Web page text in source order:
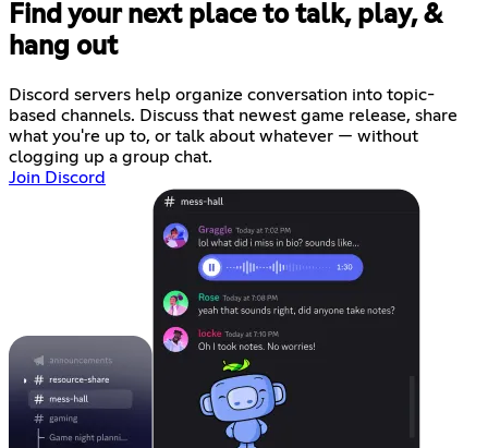
Find your next place to talk, play, &
hang out
Discord servers help organize conversation into topic-
based channels. Discuss that newest game release, share
what you're up to, or talk about whatever — without
clogging up a group chat.
Join Discord